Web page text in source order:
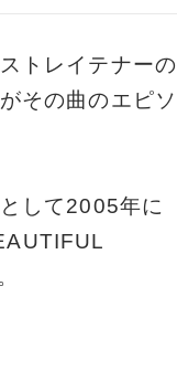
トレイテナーの
その曲のエピソ
して2005年に